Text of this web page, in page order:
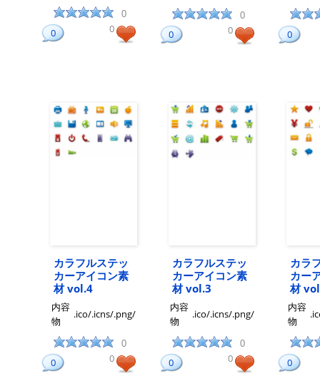
0
0 0
0
0 0 0
カラフルステッ
カーアイコン素
材 vol.4
内容
物
.ico/.icns/.png/
0
0 0
カラフルステッ
カーアイコン素
材 vol.3
内容
物
.ico/.icns/.png/
0
0 0
カラ
カー
材
内容
物
0